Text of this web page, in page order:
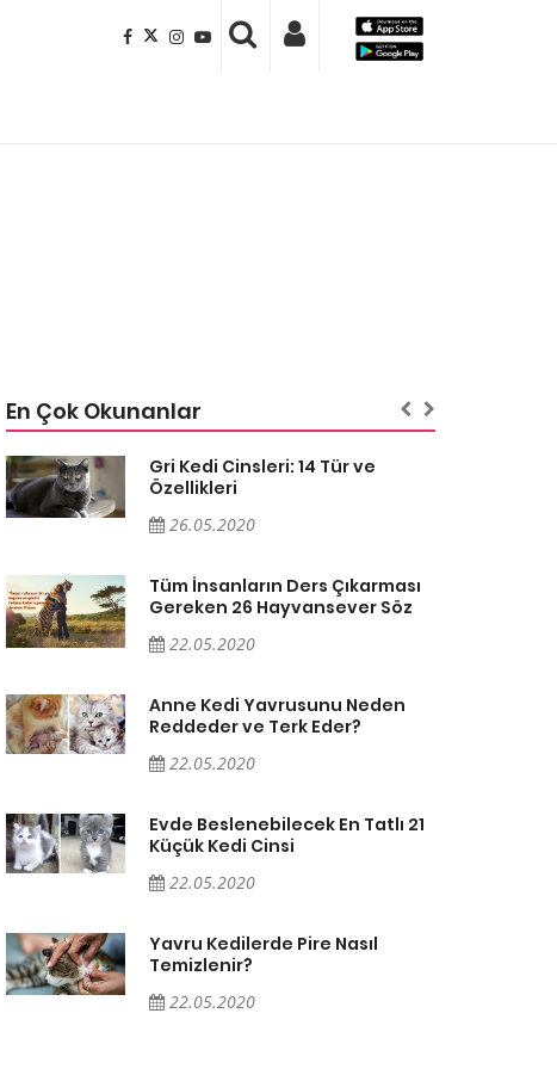
En Çok Okunanlar
Gri Kedi Cinsleri: 14 Tür ve
Özellikleri
26.05.2020
Tüm İnsanların Ders Çıkarması
Gereken 26 Hayvansever Söz
22.05.2020
Anne Kedi Yavrusunu Neden
Reddeder ve Terk Eder?
22.05.2020
Evde Beslenebilecek En Tatlı 21
Küçük Kedi Cinsi
22.05.2020
Yavru Kedilerde Pire Nasıl
Temizlenir?
22.05.2020